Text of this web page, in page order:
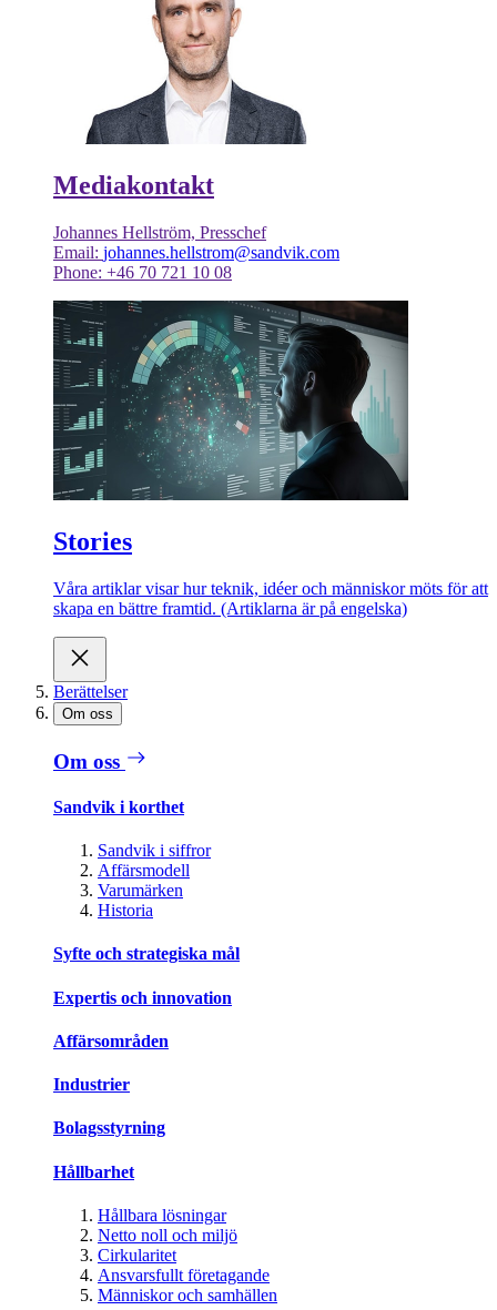
Mediakontakt
Johannes Hellström, Presschef
Email: johannes.hellstrom@sandvik.com
Phone: +46 70 721 10 08
Stories
Våra artiklar visar hur teknik, idéer och människor möts för att
skapa en bättre framtid. (Artiklarna är på engelska)
Berättelser
Om oss
Om oss
Sandvik i korthet
Sandvik i siffror
Affärsmodell
Varumärken
Historia
Syfte och strategiska mål
Expertis och innovation
Affärsområden
Industrier
Bolagsstyrning
Hållbarhet
Hållbara lösningar
Netto noll och miljö
Cirkularitet
Ansvarsfullt företagande
Människor och samhällen